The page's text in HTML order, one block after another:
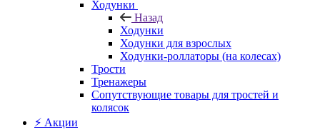
Ходунки
Назад
Ходунки
Ходунки для взрослых
Ходунки-роллаторы (на колесах)
Трости
Тренажеры
Сопутствующие товары для тростей и
колясок
⚡ Акции